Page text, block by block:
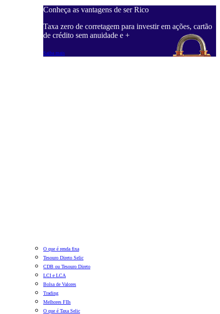
Conheça as vantagens de ser Rico
Taxa zero de corretagem para investir em ações, cartão
de crédito sem anuidade e +
Saiba mais
O que é renda fixa
Tesouro Direto Selic
CDB ou Tesouro Direto
LCI e LCA
Bolsa de Valores
Trading
Melhores FIIs
O que é Taxa Selic